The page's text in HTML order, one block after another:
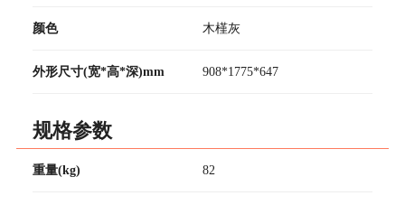
颜色 木槿灰
外形尺寸(宽*高*深)mm 908*1775*647
规格参数
重量(kg) 82